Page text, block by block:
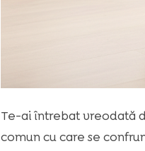
Te-ai întrebat vreodată
comun cu care se